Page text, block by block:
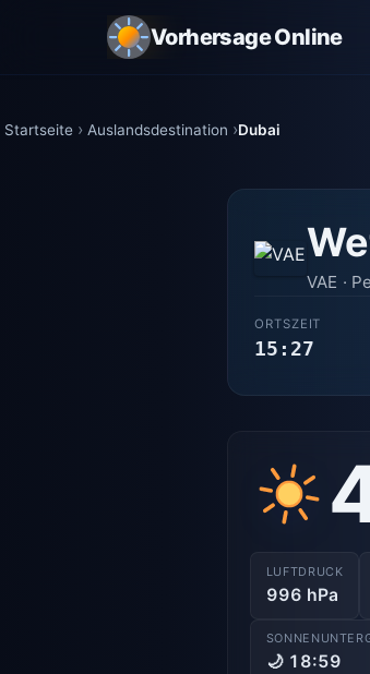
Vorhersage Online
Startseite Auslandsdestination Dubai
VAE ·
ORTSZEIT
15:27
LUFTDRUCK
996 hPa
🌙 18:59